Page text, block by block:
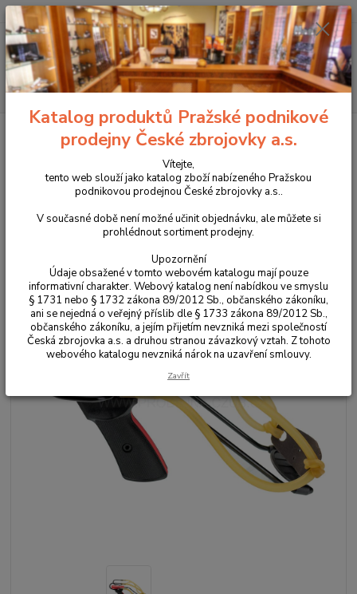
Menu
Hledat
+420 225 375 800
Zbraně bez zbrojního průkazu Praky
MegaLine Alpha s dvojitou gumou
Prak MegaLine Alpha s dvojitou
gumou
Katalog produktů Pražské podnikové
prodejny České zbrojovky a.s.
Vítejte,
tento web slouží jako katalog zboží nabízeného Pražskou
podnikovou prodejnou České zbrojovky a.s..
V současné době není možné učinit objednávku, ale můžete si
prohlédnout sortiment prodejny.
Upozornění
Údaje obsažené v tomto webovém katalogu mají pouze
informativní charakter. Webový katalog není nabídkou ve smyslu
§ 1731 nebo § 1732 zákona 89/2012 Sb., občanského zákoníku,
ani se nejedná o veřejný příslib dle § 1733 zákona 89/2012 Sb.,
občanského zákoníku, a jejím přijetím nevzniká mezi společností
Česká zbrojovka a.s. a druhou stranou závazkový vztah. Z tohoto
webového katalogu nevzniká nárok na uzavření smlouvy.
Zavřít